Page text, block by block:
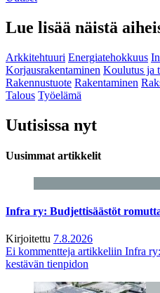
Lue lisää näistä
Arkkitehtuuri Energiatehokkuus
Korjausrakentaminen Koulutus ja
Rakennustuote Rakentaminen
Talous Työelämä
Uutisissa nyt
Uusimmat artikkelit
Infra ry: Budjettisäästöt
Kirjoitettu 7.8.2026
Ei kommentteja artikkeliin Infra
kestävän tienpidon